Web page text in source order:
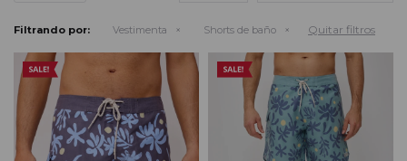
Filtrando por: Vestimenta Shorts de baño Quitar filtros